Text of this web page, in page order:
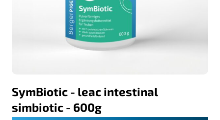
SymBiotic - leac intestinal
simbiotic - 600g